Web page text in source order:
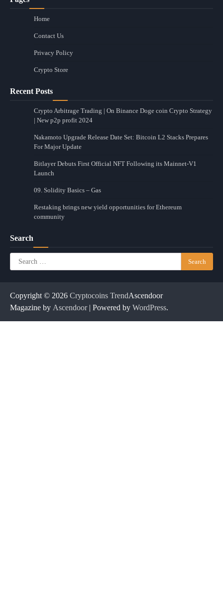
Home
Contact Us
Privacy Policy
Crypto Store
Recent Posts
Crypto Arbitrage Trading | On Binance Doge coin Crypto Strategy
| New p2p profit 2024
Nakamoto Upgrade Release Date Set: Bitcoin L2 Stacks Prepares
For Major Update
Bitlayer Debuts First Official NFT Following its Mainnet-V1
Launch
09. Solidity Basics – Gas
Restaking brings new yield opportunities for Ethereum
community
Search
Search
for:
Copyright © 2026 Cryptocoins TrendAscendoor
Magazine by Ascendoor| Powered by WordPress.